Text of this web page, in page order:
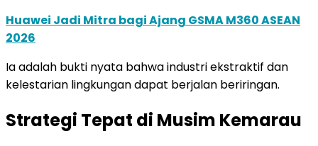
Huawei Jadi Mitra bagi Ajang GSMA M360 ASEAN
2026
Ia adalah bukti nyata bahwa industri ekstraktif dan
kelestarian lingkungan dapat berjalan beriringan.
Strategi Tepat di Musim Kemarau